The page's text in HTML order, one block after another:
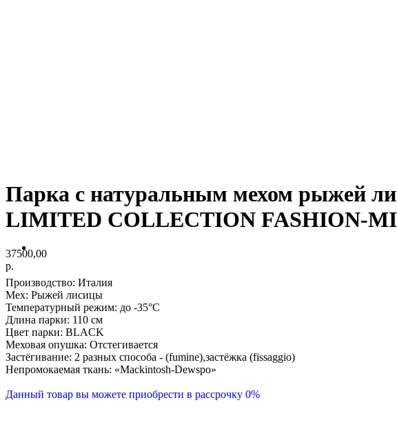
Парка с натуральным мехом рыжей
LIMITED COLLECTION FASHION-
37500,00
р.
Производство: Италия
Мех: Рыжей лисицы
Температурный режим: до -35°С
Длина парки: 110 см
Цвет парки: BLACK
Меховая опушка: Отстегивается
Застёгивание: 2 разных способа - (fumine),застёжка (fissaggio)
Непромокаемая ткань: «Mackintosh-Dewspo»
Данный товар вы можете приобрести в рассрочку 0%